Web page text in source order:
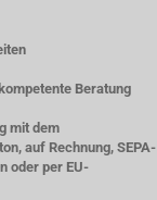
Beratung
mit dem
auf Rechnung, SEPA-
oder per EU-